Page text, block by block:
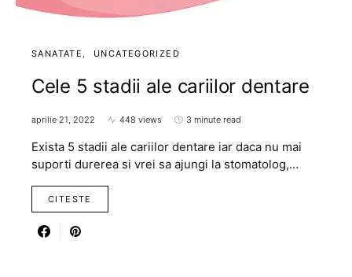
SANATATE UNCATEGORIZED
Cele 5 stadii ale cariilor dentare
aprilie 21, 2022 448 views 3 minute read
Exista 5 stadii ale cariilor dentare iar daca nu mai
suporti durerea si vrei sa ajungi la stomatolog,…
CITESTE